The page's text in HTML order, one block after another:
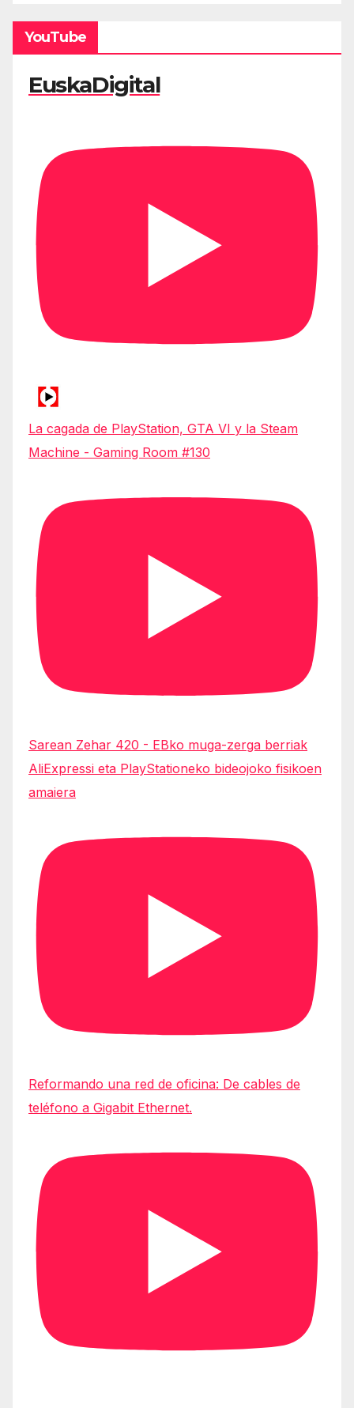
YouTube
EuskaDigital
La cagada de PlayStation, GTA VI y la Steam
Machine - Gaming Room #130
Sarean Zehar 420 - EBko muga-zerga berriak
AliExpressi eta PlayStationeko bideojoko fisikoen
amaiera
Reformando una red de oficina: De cables de
teléfono a Gigabit Ethernet.